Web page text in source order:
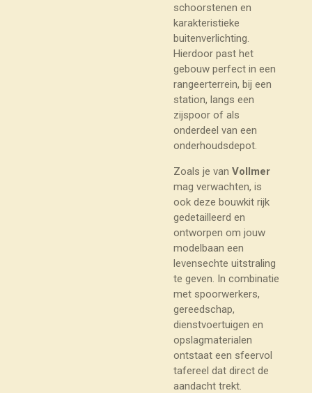
schoorstenen en
karakteristieke
buitenverlichting.
Hierdoor past het
gebouw perfect in een
rangeerterrein, bij een
station, langs een
zijspoor of als
onderdeel van een
onderhoudsdepot.
Zoals je van Vollmer
mag verwachten, is
ook deze bouwkit rijk
gedetailleerd en
ontworpen om jouw
modelbaan een
levensechte uitstraling
te geven. In combinatie
met spoorwerkers,
gereedschap,
dienstvoertuigen en
opslagmaterialen
ontstaat een sfeervol
tafereel dat direct de
aandacht trekt.